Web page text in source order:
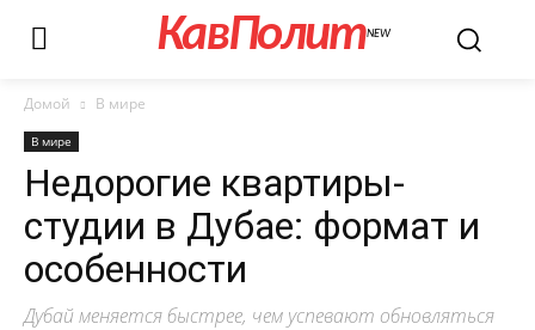
КавПолитNEW
Домой В мире
В мире
Недорогие квартиры-
студии в Дубае: формат и
особенности
Дубай меняется быстрее, чем успевают обновляться